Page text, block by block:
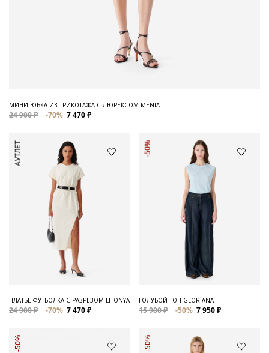
МИНИ-ЮБКА ИЗ ТРИКОТАЖА С ЛЮРЕКСОМ MENIA
24 900 ₽ -70% 7 470 ₽
АУТЛЕТ
ПЛАТЬЕ-ФУТБОЛКА С РАЗРЕЗОМ LITONYA
24 900 ₽ -70% 7 470 ₽
-50%
ГОЛУБОЙ ТОП GLORIANA
15 900 ₽ -50% 7 950 ₽
-50% -50%